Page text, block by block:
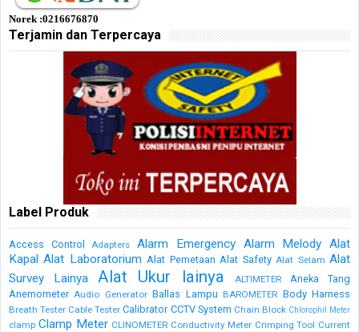
Norek :0216676870
Terjamin dan Terpercaya
Label Produk
Access Control Adapters Alarm Emergency Alarm Melody Alat
Kapal Alat Laboratorium Alat Pemetaan Alat Safety Alat Selam Alat
Survey Lainya
Alat Ukur lainya ALTIMETER
Aneka Tang
Anemometer Audio Generator Ballas Lampu BAROMETER Body Harness
Breath Tester Cable Tester Calibrator CCTV System Chain Block Chlorophil Meter
clamp Clamp Meter CLINOMETER Conductivity Meter Crimping Tool Current